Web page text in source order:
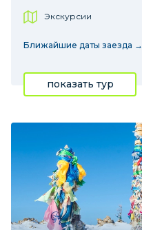
Экскурсии
Ближайшие даты заезда →
показать тур